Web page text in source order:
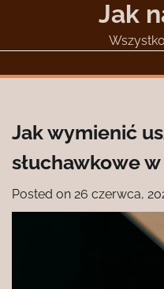
Jak
Jak wymienić
słuchawkowe
Posted on 26 czerwca,